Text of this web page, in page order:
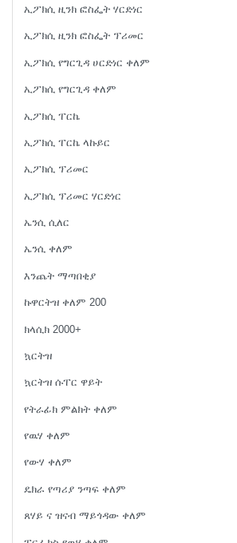
ኢፖክሲ ዚንክ ፎስፌት ሃርድነር
ኢፖክሲ ዚንክ ፎስፌት ፕሪመር
ኢፖክሲ የግርጊዳ ሀርድነር ቀለም
ኢፖክሲ የግርጊዳ ቀለም
ኢፖክሲ ፐርኬ
ኢፖክሲ ፐርኬ ላኩይር
ኢፖክሲ ፕሪመር
ኢፖክሲ ፕሪመር ሃርድነር
ኤንሲ ሲለር
ኤንሲ ቀለም
እንጨት ማጣበቂያ
ኩዋርትዝ ቀለም 200
ክላሲክ 2000+
ኳርትዝ
ኳርትዝ ሱፐር ዋይት
የትራፊክ ምልክት ቀለም
የዉሃ ቀለም
የውሃ ቀለም
ዴክራ የጣሪያ ንጣፍ ቀለም
ጸሃይ ና ዝናብ ማይጎዳው ቀለም